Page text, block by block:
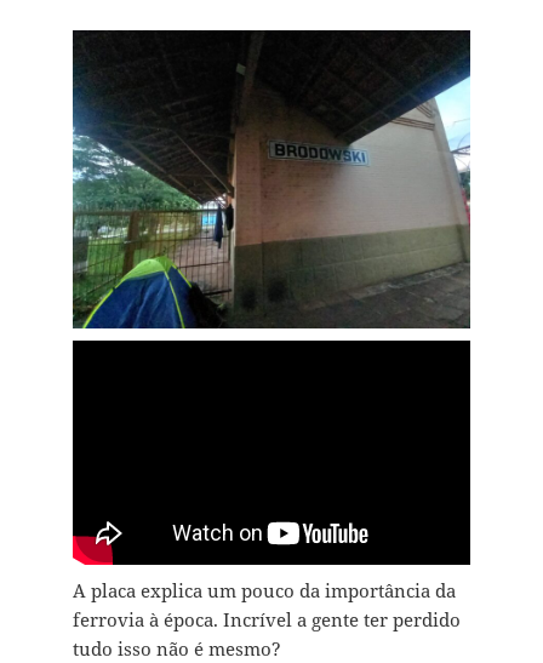
A placa explica um pouco da importância da
ferrovia à época. Incrível a gente ter perdido
tudo isso não é mesmo?